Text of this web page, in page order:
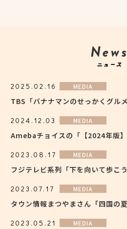
News
2025.02.16 MEDIA
2024.12.03 MEDIA
2023.08.17 MEDIA
2023.07.17 MEDIA
2023.05.21 MEDIA